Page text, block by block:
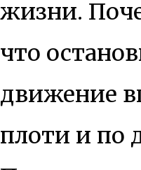
жизни.
что
движение
плоти и по